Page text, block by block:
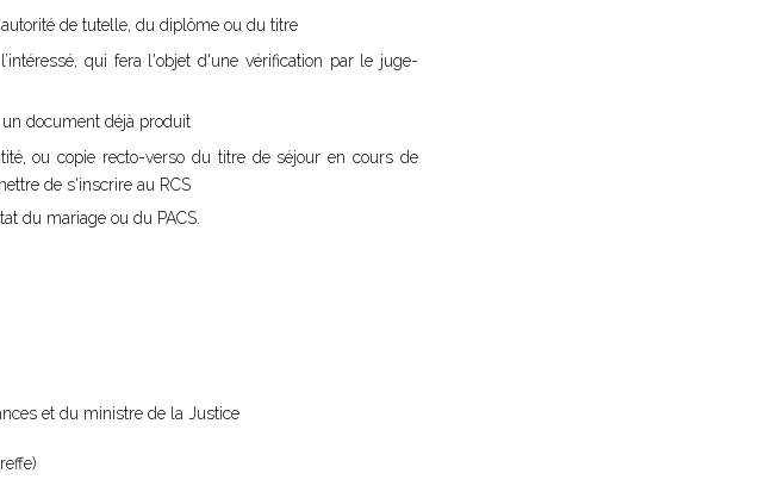
de tutelle, du diplôme ou du titre
qui fera l'objet d'une vérification par le juge-
document déjà produit
ou copie recto-verso du titre de séjour en cours de
de s'inscrire au RCS
du mariage ou du PACS.
et du ministre de la Justice